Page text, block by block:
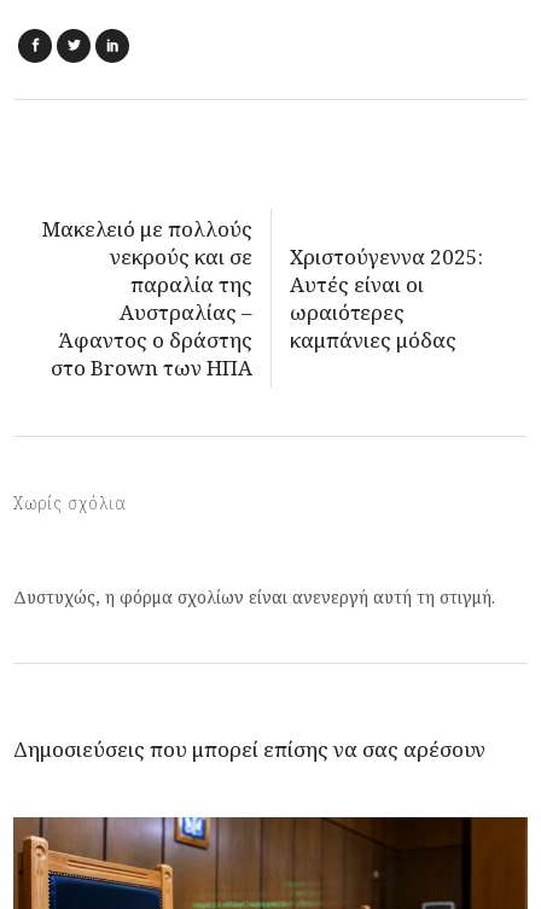
Μακελειό με πολλούς
νεκρούς και σε
παραλία της
Αυστραλίας –
Άφαντος ο δράστης
στο Brown των ΗΠΑ
Χριστούγεννα 2025:
Aυτές είναι οι
ωραιότερες
καμπάνιες μόδας
Χωρίς σχόλια
Δυστυχώς, η φόρμα σχολίων είναι ανενεργή αυτή τη στιγμή.
Δημοσιεύσεις που μπορεί επίσης να σας αρέσουν